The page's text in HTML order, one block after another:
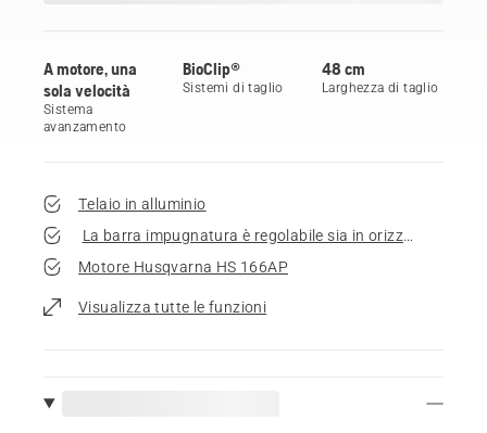
A motore, una
sola velocità
Sistema
avanzamento
BioClip®
Sistemi di taglio
48 cm
Larghezza di taglio
Telaio in alluminio
La barra impugnatura è regolabile sia in orizzontale che
Motore Husqvarna HS 166AP
Visualizza tutte le funzioni